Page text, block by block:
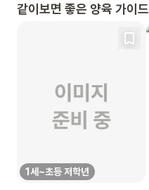
같이보면 좋은 양육 가이드
1세~초등 저학년